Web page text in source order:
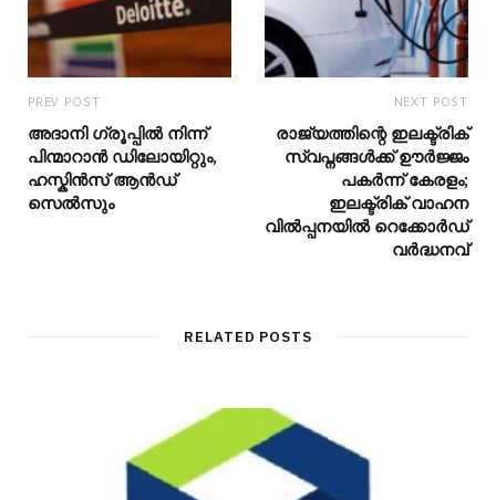
PREV POST
അദാനി ​ഗ്രൂപ്പിൽ നിന്ന്
പിന്മാറാൻ ഡിലോയിറ്റും,
ഹസ്കിൻസ് ആൻഡ്
സെൽസും
NEXT POST
രാജ്യത്തിന്റെ ഇലക്ട്രിക്
സ്വപ്നങ്ങൾക്ക് ഊർജ്ജം
പകർന്ന് കേരളം;
ഇലക്ട്രിക് വാഹന
വിൽപ്പനയിൽ റെക്കോർഡ്
വർദ്ധനവ്
RELATED POSTS